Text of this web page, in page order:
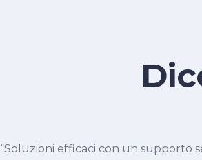
“Soluzioni efficaci con un supporto